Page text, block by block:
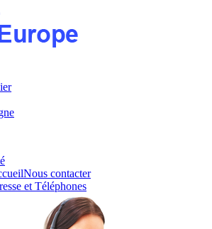
Nous contacter
et Téléphones